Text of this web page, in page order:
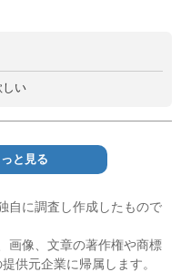
しい
と見る
自に調査し作成したもので
画像、文章の著作権や商標
供元企業に帰属します。